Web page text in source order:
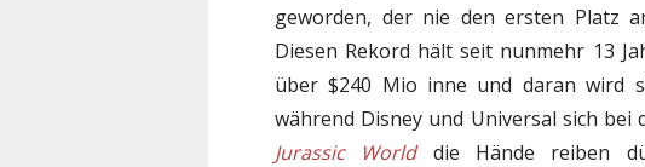
geworden, der nie den ersten Platz
Diesen Rekord hält seit nunmehr 13
über $240 Mio inne und daran wird
während Disney und Universal sich bei
Jurassic Worlddie Hände reiben